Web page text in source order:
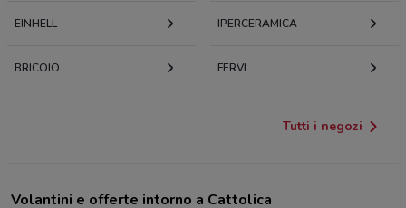
EINHELL IPERCERAMICA
BRICOIO FERVI
Tutti i negozi
Volantini e offerte intorno a Cattolica